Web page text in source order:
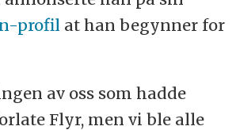
profil at han begynner for
av oss som hadde
Flyr, men vi ble alle